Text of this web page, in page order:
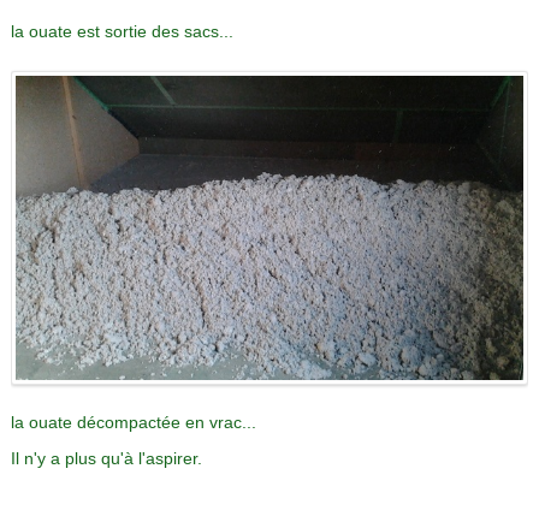
la ouate est sortie des sacs...
la ouate décompactée en vrac...
Il n'y a plus qu'à l'aspirer.